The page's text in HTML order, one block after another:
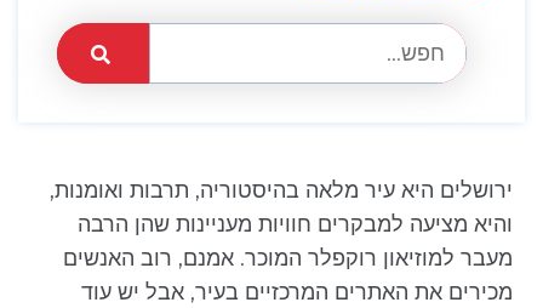
ירושלים היא עיר מלאה בהיסטוריה, תרבות ואומנות,
והיא מציעה למבקרים חוויות מעניינות שהן הרבה
מעבר למוזיאון רוקפלר המוכר. אמנם, רוב האנשים
מכירים את האתרים המרכזיים בעיר, אבל יש עוד